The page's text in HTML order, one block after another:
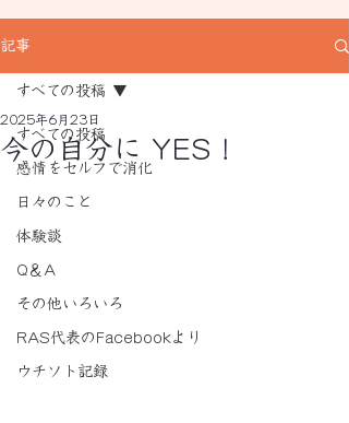
記事
すべての投稿
感情をセルフで消化
日々のこと
体験談
Q＆A
その他いろいろ
RAS代表のFacebookより
ウチソト記録
すべての投稿
今の自分に YES！
2025年6月23日